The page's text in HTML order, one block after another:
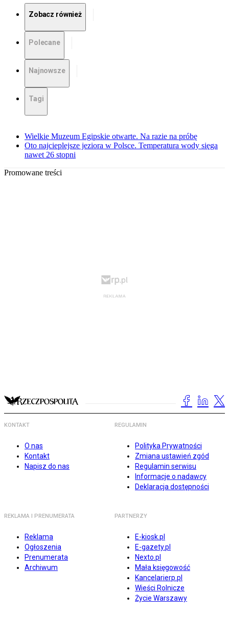
Zobacz również
Polecane
Najnowsze
Tagi
Wielkie Muzeum Egipskie otwarte. Na razie na próbę
Oto najcieplejsze jeziora w Polsce. Temperatura wody sięga
nawet 26 stopni
Promowane treści
KONTAKT
O nas
Kontakt
Napisz do nas
REGULAMIN
Polityka Prywatności
Zmiana ustawień zgód
Regulamin serwisu
Informacje o nadawcy
Deklaracja dostępności
REKLAMA I PRENUMERATA
Reklama
Ogłoszenia
Prenumerata
Archiwum
PARTNERZY
E-kiosk.pl
E-gazety.pl
Nexto.pl
Mała księgowość
Kancelarierp.pl
Wieści Rolnicze
Życie Warszawy